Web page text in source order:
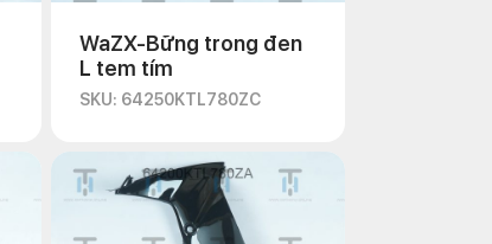
WaZX-Bững trong đen
L tem tím
SKU: 64250KTL780ZC